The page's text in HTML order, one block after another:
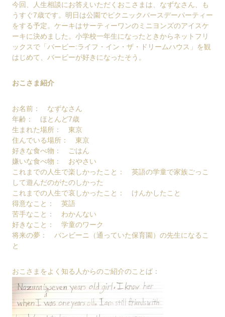
今回、人生相談にお答えいただくおこさまは、なずなさん、も
うすぐ7歳です。明日は公園でピクニックバースデーパーティー
をする予定。ケーキはサーティーワンのミニヨンズのアイスケ
ーキに決めました。小学校一年生になったときからネットフリ
ックスで「バービー:ライフ・イン・ザ・ドリームハウス」を観
はじめて、バービーが好きになったそう。
おこさま紹介
お名前： なずなさん
年齢： ほとんど7歳
生まれた場所： 東京
住んでいる場所： 東京
好きな食べ物： ごはん
嫌いな食べ物： おやさい
これまでの人生で楽しかったこと： 英語の学童で家族ごっこ
して遊んだのがたのしかった
これまでの人生で哀しかったこと： けんかしたこと
得意なこと： 英語
苦手なこと： わかんない
好きなこと： 学童のワーク
将来の夢： バンビーニ（通っていた保育園）の先生になるこ
と
おこさまをよく知る人からのご紹介のことば：